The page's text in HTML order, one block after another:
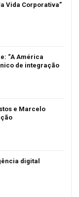
Vida Corporativa”
“A América
de integração
e Marcelo
digital